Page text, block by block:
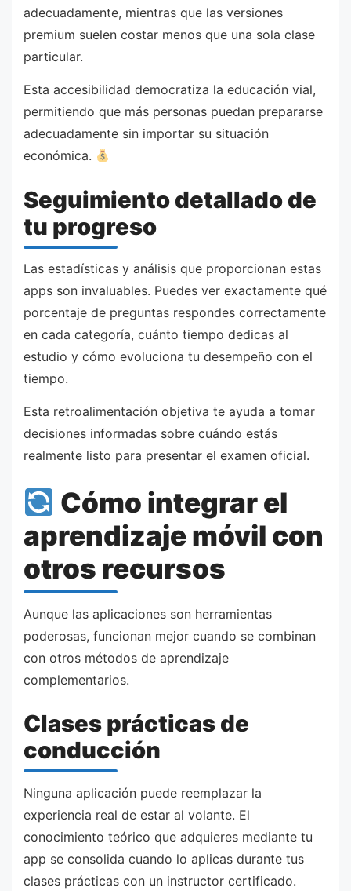
adecuadamente, mientras que las versiones
premium suelen costar menos que una sola clase
particular.
Esta accesibilidad democratiza la educación vial,
permitiendo que más personas puedan prepararse
adecuadamente sin importar su situación
económica.
Seguimiento detallado de
tu progreso
Las estadísticas y análisis que proporcionan estas
apps son invaluables. Puedes ver exactamente qué
porcentaje de preguntas respondes correctamente
en cada categoría, cuánto tiempo dedicas al
estudio y cómo evoluciona tu desempeño con el
tiempo.
Esta retroalimentación objetiva te ayuda a tomar
decisiones informadas sobre cuándo estás
realmente listo para presentar el examen oficial.
Cómo integrar el
aprendizaje móvil con
otros recursos
Aunque las aplicaciones son herramientas
poderosas, funcionan mejor cuando se combinan
con otros métodos de aprendizaje
complementarios.
Clases prácticas de
conducción
Ninguna aplicación puede reemplazar la
experiencia real de estar al volante. El
conocimiento teórico que adquieres mediante tu
app se consolida cuando lo aplicas durante tus
clases prácticas con un instructor certificado.